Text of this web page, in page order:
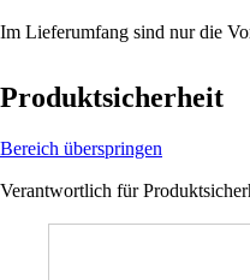
Im Lieferumfang sind nur die
Produktsicherheit
Bereich überspringen
Verantwortlich für